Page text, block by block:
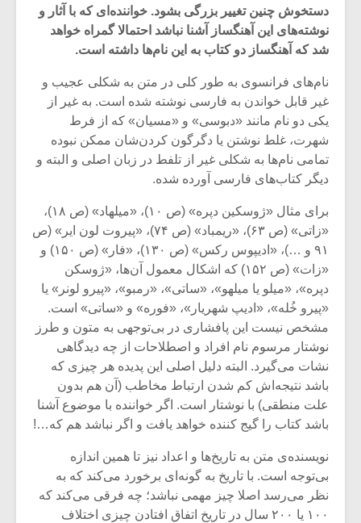
دستخوش چنین تغییر بزرگی بشود. خواننده‌ای که با آثار و
نوشته‌های این آهنگساز آشنا نباشد احتمالا گمراه خواهد
شد که آهنگساز دو کتاب به این نام‌ها داشته است.
نام‌های فرانسوی به طور کلی در متن به شکلی عجیب و
غیر قابل خواندن به فارسی نوشته شده است. به غیر از
یکی دو نام مانند «دبوسی» و «مسیان» که از فرط
شهرت، غلط نوشتن یا دگرگون کردن‌شان ممکن نبوده
تمامی نام‌ها به شکلی غیر از تلفط در زبان اصلی و البته و
دیگر کتاب‌های فارسی آورده شده.
برای مثال «ژوسکین دپره» (ص ۱۰)، «میلهاد» (ص ۱۸)،
«زاتی» (ص ۶۳)، «ریمباد» (ص ۷۴)، «پیروت لون ایر» (ص
۹۱ و …)، «ادیپوس رکس» (ص ۱۳۰)، «فار» (ص ۱۵۰) و
«زات» (ص ۱۵۲) که اشکال معمول آن‌ها، «ژوسکن
دپره»، «میلو یا میلهو»، «ساتی»، «رمبو»، «پیرو لونر» یا
«پیرو خُله»، «ادیپ شهریار»، «فوره» و «ساتی» است.
مشخص نیست این پافشاری در بی‌توجهی به متون و طرز
نوشتار مرسوم نام افراد و اصطلاحات از چه دیدگاهی
نشات می‌گیرد. البته دلیل اصلی این پدیده هر چیزی که
باشد نتیجه‌اش کم شدن ارتباط مخاطب (آن هم بدون
علت منطقی) با نوشتار است. اگر خواننده با موضوع آشنا
باشد کتاب را گیج کننده خواهد یافت و اگر نباشد هم که…!
نویسنده‌ی متن به تاریخ‌ها و اعداد نیز تا همین اندازه
بی‌توجه است. با تاریخ به گونه‌ای برخورد می‌کند که به
نظر می‌رسد اصلا چیز مهمی نباشد؛ چه فرقی می‌کند که
۱۰۰ یا ۲۰۰ سال در تاریخ اتفاق افتادن چیزی اختلاف
میکلوش روژا
یادداشتی بر موسیقی
متن فیلم «متری
شیش و نیم»
اگر نمی توانی
مشهورترین باشی،
بدنام ترین باش
موریس ژار
موسیقی
برگزار
سکانسی